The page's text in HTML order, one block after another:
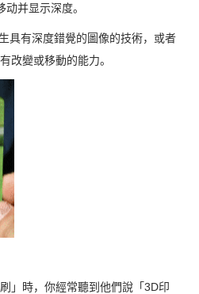
并显示深度。
具有深度錯覺的圖像的技術，或者
改變或移動的能力。
」時，你經常聽到他們說「3D印